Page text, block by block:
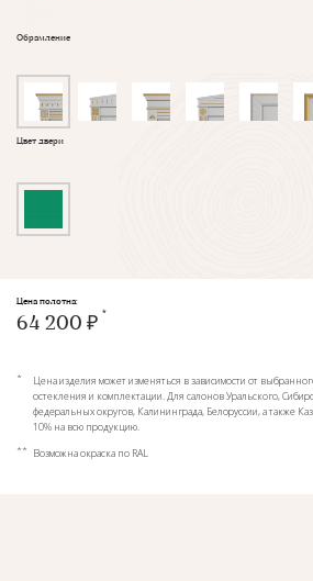
Обрамление
Цвет двери
Цена полотна:
64 200 ₽
*
Цена изделия может изменяться в зависимости от
остекления и комплектации. Для салонов Уральского,
федеральных округов, Калининграда, Белоруссии, а также
10% на всю продукцию.
** Возможна окраска по RAL